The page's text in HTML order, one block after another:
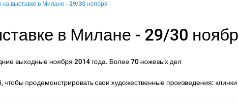
на выставке в Милане - 29/30 ноября
в Милане - 29/30
выходные ноября 2014 года. Более 70 ножевых дел
чтобы продемонстрировать свои художественные произведения: